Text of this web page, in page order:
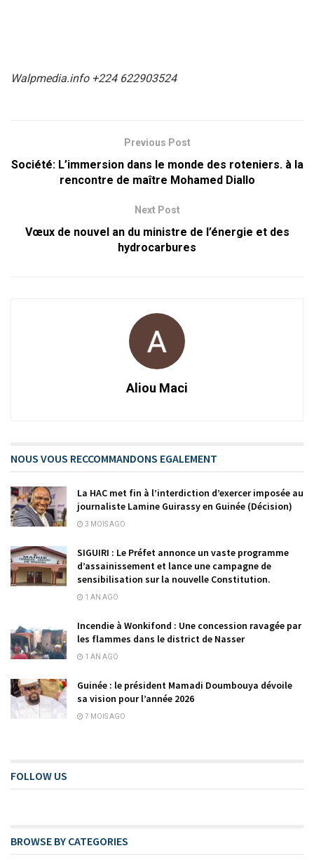
Walpmedia.info +224 622903524
Previous Post
Société: L’immersion dans le monde des roteniers. à la
rencontre de maître Mohamed Diallo
Next Post
Vœux de nouvel an du ministre de l’énergie et des
hydrocarbures
Aliou Maci
NOUS VOUS RECCOMMANDONS EGALEMENT
La HAC met fin à l’interdiction d’exercer imposée au
journaliste Lamine Guirassy en Guinée (Décision)
3 MOIS AGO
SIGUIRI : Le Préfet annonce un vaste programme
d’assainissement et lance une campagne de
sensibilisation sur la nouvelle Constitution.
1 AN AGO
Incendie à Wonkifond : Une concession ravagée par
les flammes dans le district de Nasser
1 AN AGO
Guinée : le président Mamadi Doumbouya dévoile
sa vision pour l’année 2026
7 MOIS AGO
FOLLOW US
BROWSE BY CATEGORIES